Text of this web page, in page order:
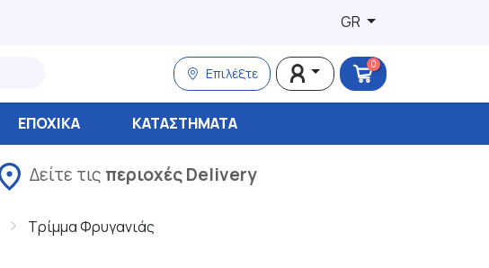
GR
Επιλέξτε
0
ΕΠΟΧΙΚΑ ΚΑΤΑΣΤΉΜΑΤΑ
Δείτε τις περιοχές Delivery
Τρίμμα Φρυγανιάς